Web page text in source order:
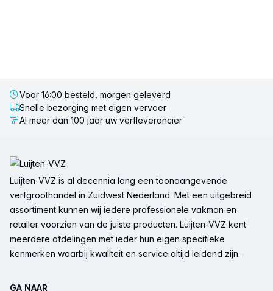
Voor 16:00 besteld, morgen geleverd
Snelle bezorging met eigen vervoer
Al meer dan 100 jaar uw verfleverancier
Luijten-VVZ is al decennia lang een toonaangevende
verfgroothandel in Zuidwest Nederland. Met een uitgebreid
assortiment kunnen wij iedere professionele vakman en
retailer voorzien van de juiste producten. Luijten-VVZ kent
meerdere afdelingen met ieder hun eigen specifieke
kenmerken waarbij kwaliteit en service altijd leidend zijn.
GA NAAR